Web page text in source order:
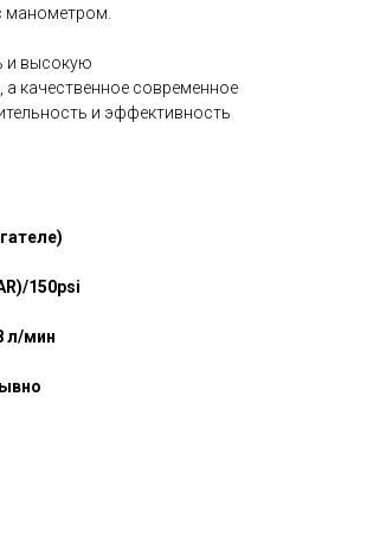
манометром.
и высокую
качественное современное
и эффективность
150psi
л/мин